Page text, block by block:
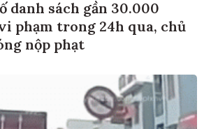
danh sách gần 30.000
phạm trong 24h qua, chủ
nộp phạt